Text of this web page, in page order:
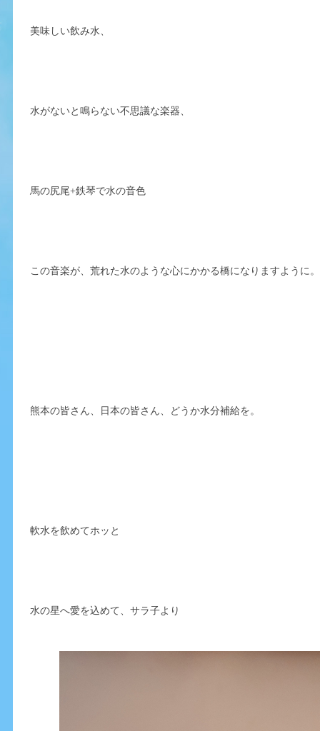
美味しい飲み水、
水がないと鳴らない不思議な楽器、
馬の尻尾+鉄琴で水の音色
この音楽が、荒れた水のような心にかかる橋になりますように。
熊本の皆さん、日本の皆さん、どうか水分補給を。
軟水を飲めてホッと
水の星へ愛を込めて、サラ子より